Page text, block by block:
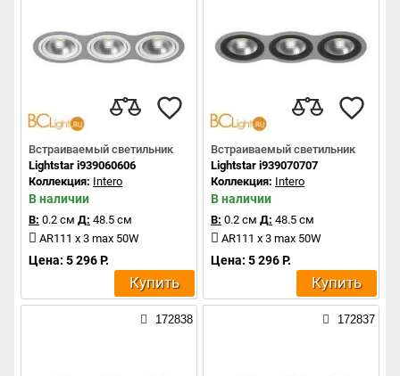
Встраиваемый светильник
Lightstar i939060606
Коллекция: Intero
В наличии
В: 0.2 см Д: 48.5 см
AR111 x 3 max 50W
Цена: 5 296 Р.
Купить
Встраиваемый светильник
Lightstar i939070707
Коллекция: Intero
В наличии
В: 0.2 см Д: 48.5 см
AR111 x 3 max 50W
Цена: 5 296 Р.
Купить
172838 172837